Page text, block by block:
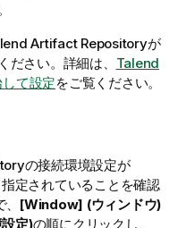
Artifact Repositoryが
さい。詳細は、 Talend
て設定をご覧ください。
の接続環境設定が
定されていることを確認
[Window] (ウィンドウ)
定)の順にクリックし、